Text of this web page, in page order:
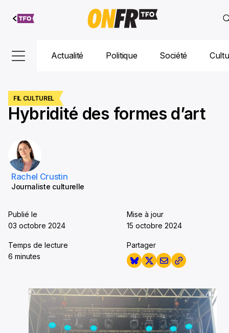
Aller au
contenu
Actualité Politique Société
FIL CULTUREL
Hybridité des formes d’art
Rachel Crustin
Journaliste culturelle
Publié le
03 octobre 2024
Mise à jour
15 octobre 2024
Temps de lecture
6 minutes
Partager